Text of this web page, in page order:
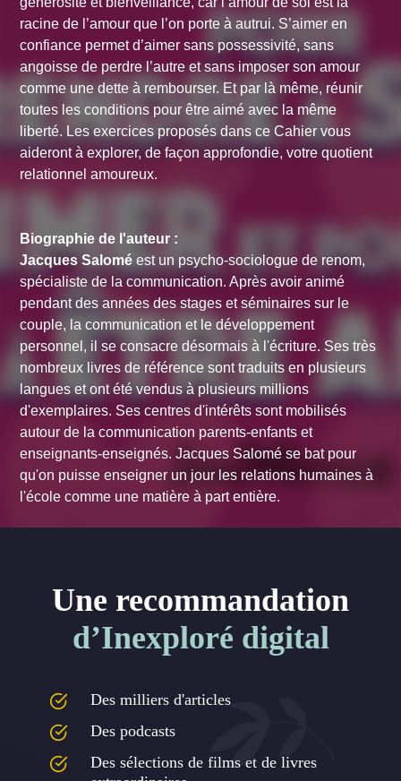
racine de l’amour que l’on porte à autrui. S’aimer en
confiance permet d’aimer sans possessivité, sans
angoisse de perdre l’autre et sans imposer son amour
comme une dette à rembourser. Et par là même, réunir
toutes les conditions pour être aimé avec la même
liberté. Les exercices proposés dans ce Cahier vous
aideront à explorer, de façon approfondie, votre quotient
relationnel amoureux.
Biographie de l'auteur :
Jacques Salomé est un psycho-sociologue de renom,
spécialiste de la communication. Après avoir animé
pendant des années des stages et séminaires sur le
couple, la communication et le développement
personnel, il se consacre désormais à l'écriture. Ses très
nombreux livres de référence sont traduits en plusieurs
langues et ont été vendus à plusieurs millions
d'exemplaires. Ses centres d'intérêts sont mobilisés
autour de la communication parents-enfants et
enseignants-enseignés. Jacques Salomé se bat pour
qu'on puisse enseigner un jour les relations humaines à
l'école comme une matière à part entière.
Une recommandation
d’Inexploré digital
Des milliers d'articles
Des podcasts
Des sélections de films et de livres